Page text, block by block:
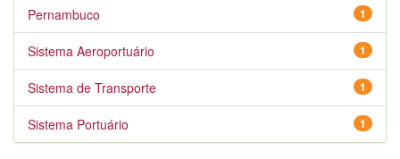
1
Pernambuco
1
Sistema Aeroportuário
1
Sistema de Transporte
1
Sistema Portuário